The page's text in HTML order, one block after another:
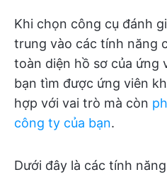
Khi chọn công cụ đánh
trung vào các tính năng
toàn diện hồ sơ của ứng
bạn tìm được ứng viên
hợp với vai trò mà còn
công ty của bạn.
Dưới đây là các tính